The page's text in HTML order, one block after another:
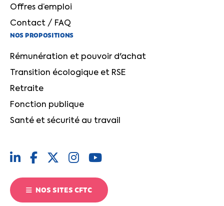
Offres d’emploi
Contact / FAQ
NOS PROPOSITIONS
Rémunération et pouvoir d'achat
Transition écologique et RSE
Retraite
Fonction publique
Santé et sécurité au travail
NOS SITES CFTC